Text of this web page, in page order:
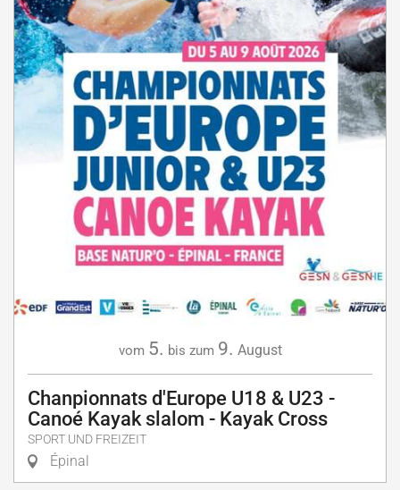
vom 5. bis zum 9. August
Chanpionnats d'Europe U18 & U23 -
Canoé Kayak slalom - Kayak Cross
SPORT UND FREIZEIT
Épinal